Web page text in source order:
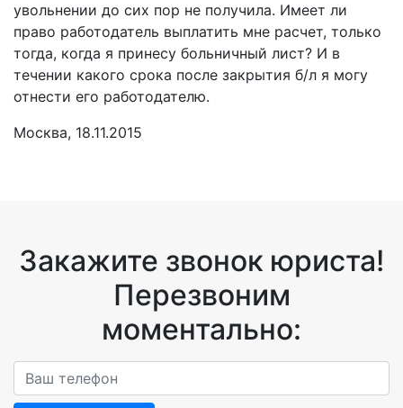
увольнении до сих пор не получила. Имеет ли
право работодатель выплатить мне расчет, только
тогда, когда я принесу больничный лист? И в
течении какого срока после закрытия б/л я могу
отнести его работодателю.
Москва, 18.11.2015
Закажите звонок юриста!
Перезвоним
моментально: